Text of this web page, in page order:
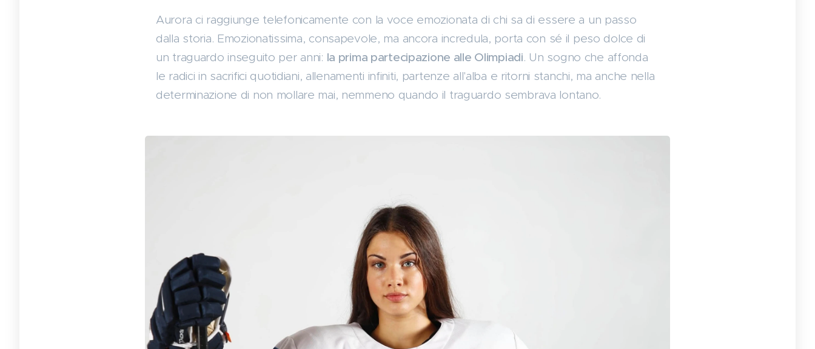
Aurora ci raggiunge telefonicamente con la voce emozionata di chi sa di essere a un passo
dalla storia. Emozionatissima, consapevole, ma ancora incredula, porta con sé il peso dolce di
un traguardo inseguito per anni: la prima partecipazione alle Olimpiadi. Un sogno che affonda
le radici in sacrifici quotidiani, allenamenti infiniti, partenze all'alba e ritorni stanchi, ma anche nella
determinazione di non mollare mai, nemmeno quando il traguardo sembrava lontano.